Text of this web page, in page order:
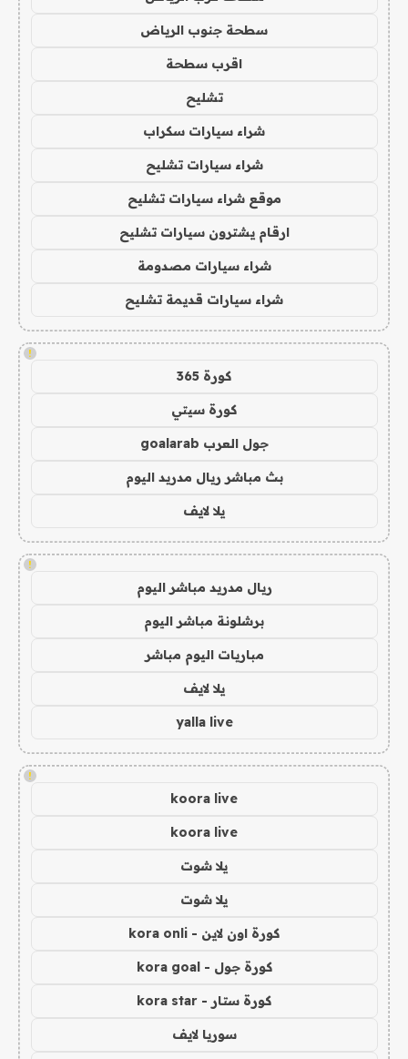
سطحة جنوب الرياض
اقرب سطحة
تشليح
شراء سيارات سكراب
شراء سيارات تشليح
موقع شراء سيارات تشليح
ارقام يشترون سيارات تشليح
شراء سيارات مصدومة
شراء سيارات قديمة تشليح
!
كورة 365
كورة سيتي
جول العرب goalarab
بث مباشر ريال مدريد اليوم
يلا لايف
!
ريال مدريد مباشر اليوم
برشلونة مباشر اليوم
مباريات اليوم مباشر
يلا لايف
yalla live
!
koora live
koora live
يلا شوت
يلا شوت
كورة اون لاين - kora onli
كورة جول - kora goal
كورة ستار - kora star
سوريا لايف